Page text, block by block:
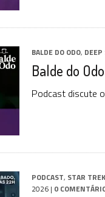
BALDE DO ODO,
Balde do
Podcast discute
PODCAST, STAR TREK
2026 | 0